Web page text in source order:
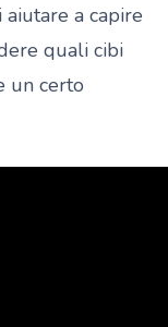
a capire
quali cibi
un certo